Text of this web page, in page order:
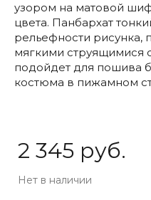
узором на матовой
цвета. Панбархат
рельефности рисунка,
мягкими струящимися
подойдет для пошива
костюма в пижамном
2 345 руб.
Нет в наличии